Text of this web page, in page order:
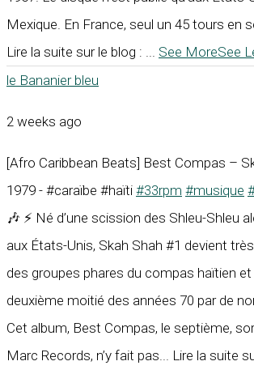
Mexique. En France, seul un 45 tours en
Lire la suite sur le blog : ... See MoreSee
le Bananier bleu
2 weeks ago
[Afro Caribbean Beats] Best Compas –
1979 - #caraïbe #haïti #33rpm #musique
🎶 ⚡ Né d’une scission des Shleu-Shleu
aux États-Unis, Skah Shah #1 devient
des groupes phares du compas haïtien
deuxième moitié des années 70 par de
Cet album, Best Compas, le septième,
Marc Records, n’y fait pas... Lire la suite